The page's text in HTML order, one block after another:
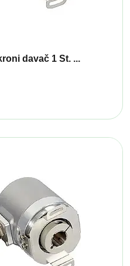
davač 1 St. ...